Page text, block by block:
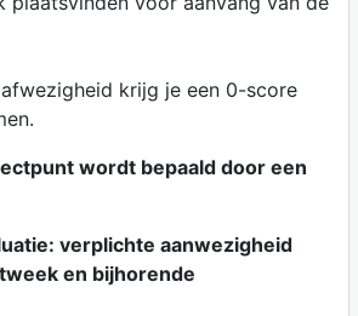
krijg je een 0-score
wordt bepaald door een
verplichte aanwezigheid
en bijhorende